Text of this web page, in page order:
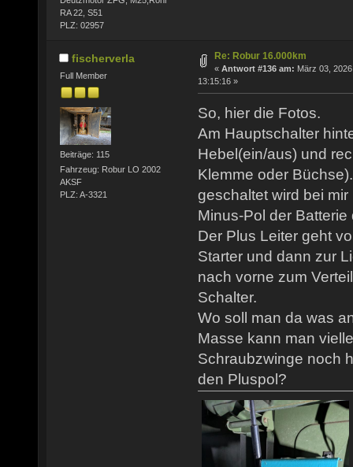
RA 22, S51
PLZ: 02957
fischerverla
Full Member
Beiträge: 115
Fahrzeug: Robur LO 2002
AKSF
PLZ: A-3321
Re: Robur 16.000km
« Antwort #136 am: März 03,
13:15:16 »
So, hier die Fotos.
Am Hauptschalter
Hebel(ein/aus) und
Klemme oder
geschaltet wird bei
Minus-Pol der
Der Plus Leiter geht
Starter und dann zur
nach vorne zum
Schalter.
Wo soll man da was
Masse kann man
Schraubzwinge noch
den Pluspol?